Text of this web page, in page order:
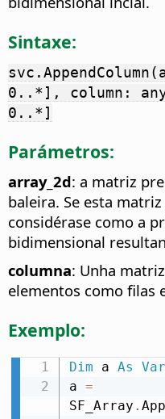
Sintaxe:
0..*], column:
0..*]
Parámetros:
array_2d: a matriz
baleira. Se esta
considérase como a
bidimensional
columna: Unha
elementos como filas
Exemplo:
Dim a As
a =
SF_Array .